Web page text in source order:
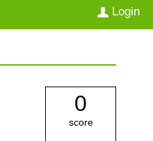
Login
0
score